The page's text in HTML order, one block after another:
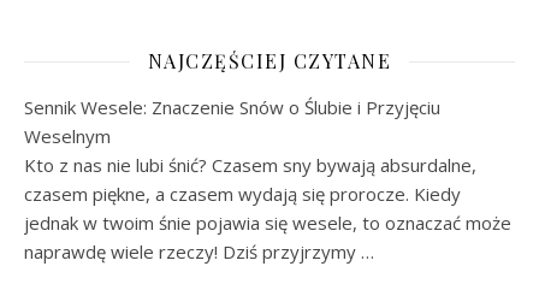
NAJCZĘŚCIEJ CZYTANE
Sennik Wesele: Znaczenie Snów o Ślubie i Przyjęciu
Weselnym
Kto z nas nie lubi śnić? Czasem sny bywają absurdalne,
czasem piękne, a czasem wydają się prorocze. Kiedy
jednak w twoim śnie pojawia się wesele, to oznaczać może
naprawdę wiele rzeczy! Dziś przyjrzymy …